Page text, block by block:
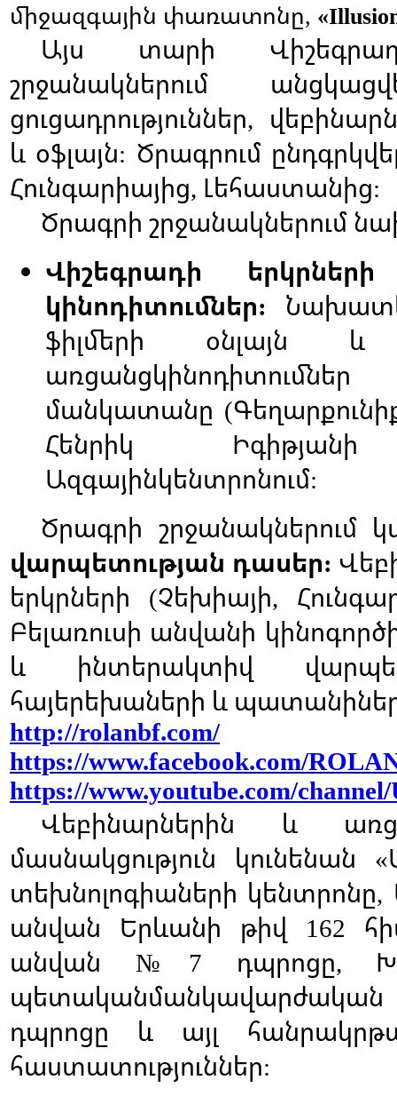
միջազգային փառատոնը,
Այս տարի
շրջանակներում
ցուցադրություններ,
և օֆլայն: Ծրագրում
Հունգարիայից, Լեհաստանից:
Ծրագրի շրջանակներում
Վիշեգրադի
երկրների
կինոդիտումներ:
ֆիլմերի
օնլայն
և
առցանցկինոդիտումներ
մանկատանը (
Հենրիկ
Իգիթյանի
Ազգայինկենտրոնում:
Ծրագրի շրջանակներում
վարպետության դասեր:
երկրների (Չեխիայի,
Բելառուսի անվանի
և
ինտերակտիվ
հայերեխաների և
http://rolanbf.com/
https://www.facebook.com/
https://www.youtube.com/
Վեբինարներին և
մասնակցություն
կունենան «
տեխնոլոգիաների կենտրոնը,
անվան
Երևանի թիվ 162
անվան
№ 7 դպրոցը, Խ
պետականմանկավարժական
դպրոցը
և այլ
հաստատություններ: